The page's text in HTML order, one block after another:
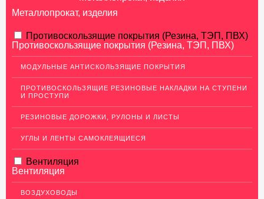
Металлопрокат, изделия
АЛЮМИНИЕВЫЙ ПРОКАТ
НЕРЖАВЕЮЩАЯ СТАЛЬ
Нержавеющие листы
Уголки из нержавеющей стали
Полоса из нержавейки
Нержавеющие трубы
ПВЛ-листы
Противоскользящие покрытия (Резина, ТЭП, ПВХ)
Противоскользящие покрытия (Резина, ТЭП, ПВХ)
МОДУЛЬНЫЕ АНТИСКОЛЬЗЯЩИЕ ПОКРЫТИЯ
ПРОТИВОСКОЛЬЗЯЩИЕ РЕЗИНОВЫЕ НАКЛАДКИ НА СТУПЕНИ
И ПРОСТУПИ
РЕЗИНОВЫЕ ДОРОЖКИ, РУЛОНЫ И ЛИСТЫ
УГЛЫ И ЛЕНТЫ САМОКЛЕЯЩИЕСЯ
Вентиляция
Вентиляция
ВОЗДУХОВОДЫ